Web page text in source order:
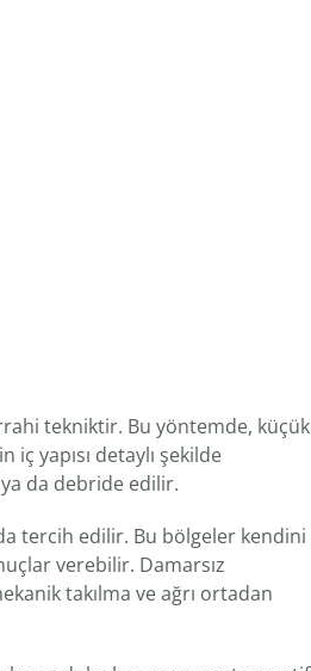
tekniktir. Bu yöntemde, küçük
yapısı detaylı şekilde
da debride edilir.
tercih edilir. Bu bölgeler kendini
verebilir. Damarsız
takılma ve ağrı ortadan